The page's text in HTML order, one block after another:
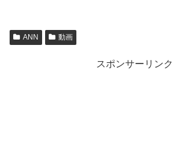
ANN 動画
スポンサーリンク